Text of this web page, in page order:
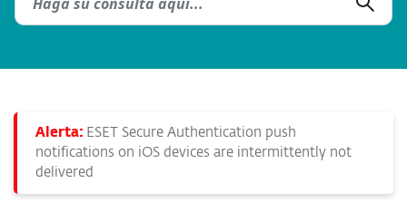
Alerta: ESET Secure Authentication push
notifications on iOS devices are intermittently not
delivered